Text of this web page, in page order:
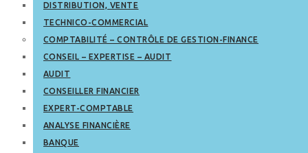
DISTRIBUTION, VENTE
TECHNICO-COMMERCIAL
COMPTABILITÉ – CONTRÔLE DE GESTION-FINANCE
CONSEIL – EXPERTISE – AUDIT
AUDIT
CONSEILLER FINANCIER
EXPERT-COMPTABLE
ANALYSE FINANCIÈRE
BANQUE